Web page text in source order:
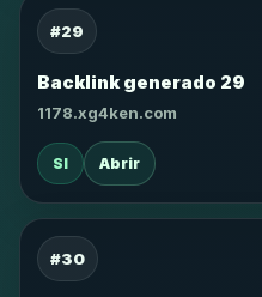
#29
Backlink generado 29
1178.xg4ken.com
SI Abrir
#30